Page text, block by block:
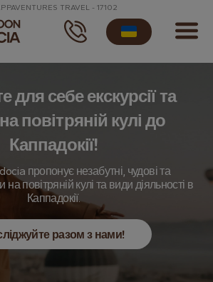
TRAVEL - 17102
для себе екскурсії та
повітряній кулі до
Каппадокії!
пропонує незабутні, чудові та
повітряній кулі та види діяльності в
Каппадокії.
разом з нами!